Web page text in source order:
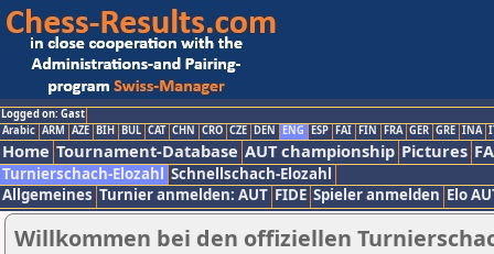
Logged on: Gast
Arabic ARM AZE BIH BUL CAT CHN CRO CZE DEN ENG ESP FAI FIN FRA GER GRE INA
Home Tournament-Database AUT championship Pictures
Turnierschach-Elozahl Schnellschach-Elozahl
Allgemeines Turnier anmelden: AUT FIDE Spieler anmelden Elo
Willkommen bei den offiziellen